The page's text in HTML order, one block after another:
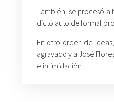
También, se procesó a
dictó auto de formal
En otro orden de
agravado y a José
e intimidación.